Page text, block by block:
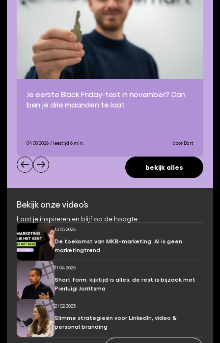
Je eerste Black Friday-test in november? Dan
ben je drie maanden te laat
04 08 2026 / leestijd 6 min. door Bart
bekijk alles
Bekijk onze video’s
Laat je inspireren en blijf op de hoogte
13 05 2025
De toekomst van MKB-marketing: AI is geen
marketingtrend
11 04 2025
Short form: kijktijd is alles, de rest is bijzaak met
Pierluigi Jorritsma
21 02 2025
Slimme strategieën voor LinkedIn, video &
personal branding